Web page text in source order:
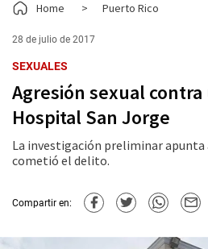
Home > Puerto Rico
28 de julio de 2017
SEXUALES
Agresión sexual
Hospital San Jorge
La investigación preliminar
cometió el delito.
Compartir en: